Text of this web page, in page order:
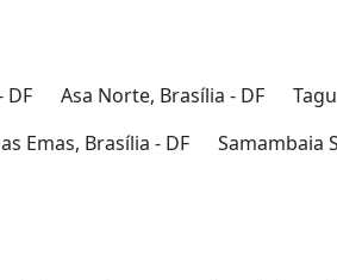
DF Asa Norte, Brasília - DF
Emas, Brasília - DF
Samambaia